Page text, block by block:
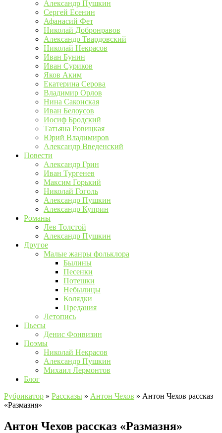
Александр Пушкин
Сергей Есенин
Афанасий Фет
Николай Добронравов
Александр Твардовский
Николай Некрасов
Иван Бунин
Иван Суриков
Яков Аким
Екатерина Серова
Владимир Орлов
Нина Саконская
Иван Белоусов
Иосиф Бродский
Татьяна Ровицкая
Юрий Владимиров
Александр Введенский
Повести
Александр Грин
Иван Тургенев
Максим Горький
Николай Гоголь
Александр Пушкин
Александр Куприн
Романы
Лев Толстой
Александр Пушкин
Другое
Малые жанры фольклора
Былины
Песенки
Потешки
Небылицы
Колядки
Предания
Летопись
Пьесы
Денис Фонвизин
Поэмы
Николай Некрасов
Александр Пушкин
Михаил Лермонтов
Блог
Рубрикатор » Рассказы » Антон Чехов » Антон Чехов рассказ
«Размазня»
Антон Чехов рассказ «Размазня»